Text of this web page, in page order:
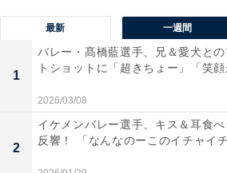
最新 一週間
1
バレー・髙橋藍選手、兄＆愛犬と
トショットに「超きちょー」「笑
2026/03/08
2
イケメンバレー選手、キス＆耳食
反響！ 「なんなのーこのイチャイ